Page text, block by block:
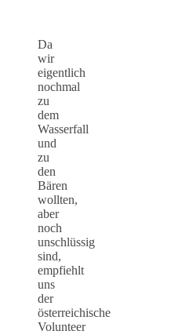
Da
wir
eigentlich
nochmal
zu
dem
Wasserfall
und
zu
den
Bären
wollten,
aber
noch
unschlüssig
sind,
empfiehlt
uns
der
österreichische
Volunteer